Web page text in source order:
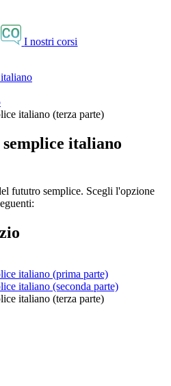
I nostri corsi
italiano (terza parte)
italiano
fututro semplice. Scegli l'opzione
italiano (prima parte)
italiano (seconda parte)
italiano (terza parte)